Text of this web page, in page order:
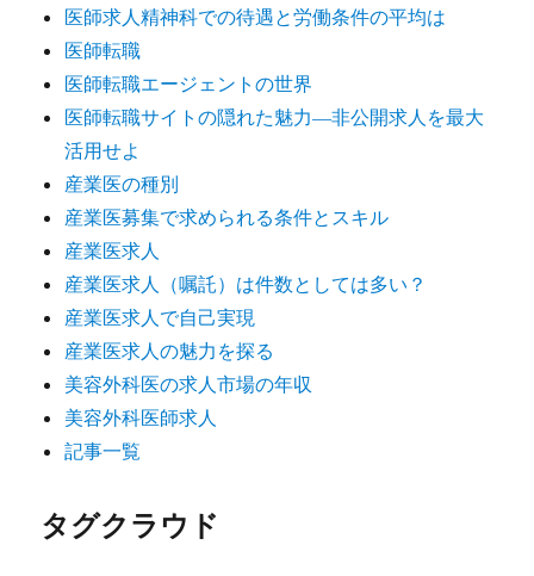
医師求人精神科での待遇と労働条件の平均は
医師転職
医師転職エージェントの世界
医師転職サイトの隠れた魅力―非公開求人を最大
活用せよ
産業医の種別
産業医募集で求められる条件とスキル
産業医求人
産業医求人（嘱託）は件数としては多い？
産業医求人で自己実現
産業医求人の魅力を探る
美容外科医の求人市場の年収
美容外科医師求人
記事一覧
タグクラウド